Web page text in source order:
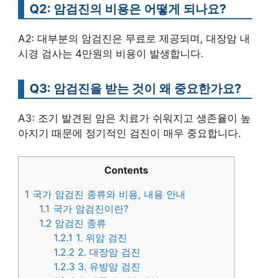
Q2: 암검진의 비용은 어떻게 되나요?
A2: 대부분의 암검진은 무료로 제공되며, 대장암 내
시경 검사는 4만원의 비용이 발생합니다.
Q3: 암검진을 받는 것이 왜 중요한가요?
A3: 조기 발견된 암은 치료가 쉬워지고 생존율이 높
아지기 때문에 정기적인 검진이 매우 중요합니다.
Contents
1 국가 암검진 종류와 비용, 내용 안내
1.1 국가 암검진이란?
1.2 암검진 종류
1.2.1 1. 위암 검진
1.2.2 2. 대장암 검진
1.2.3 3. 유방암 검진